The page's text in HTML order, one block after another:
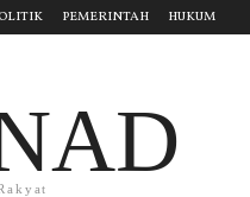
PEMERINTAH HUKUM